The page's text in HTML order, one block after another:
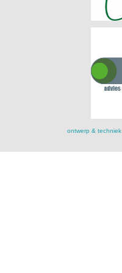
ontwerp & techniek